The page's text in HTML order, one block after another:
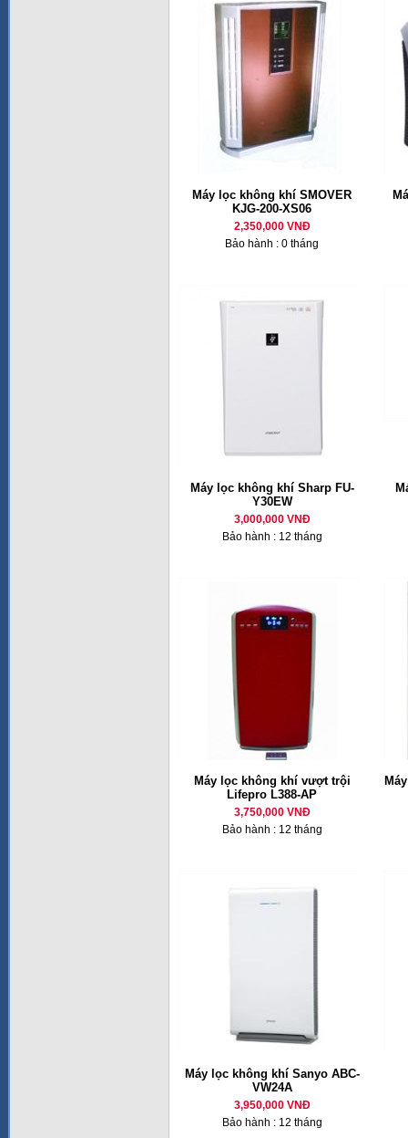
Máy lọc không khí SMOVER
KJG-200-XS06
2,350,000 VNĐ
Bảo hành : 0 tháng
Máy lọc không khí Sharp FU-
Y30EW
3,000,000 VNĐ
Bảo hành : 12 tháng
Máy lọc không khí vượt trội
Lifepro L388-AP
3,750,000 VNĐ
Bảo hành : 12 tháng
Máy lọc không khí Sanyo ABC-
VW24A
3,950,000 VNĐ
Bảo hành : 12 tháng